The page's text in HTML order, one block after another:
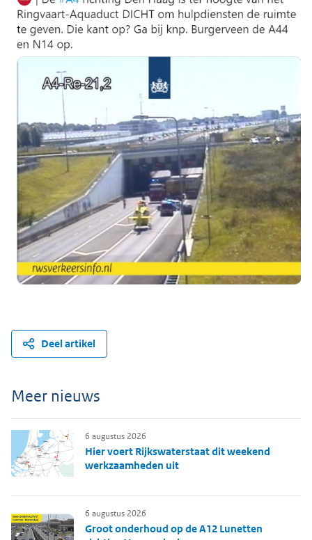
Deel artikel
Meer nieuws
Hier voert Rijkswaterstaat dit weekend
werkzaamheden uit
6 augustus 2026
Groot onderhoud op de A12 Lunetten
6 augustus 2026